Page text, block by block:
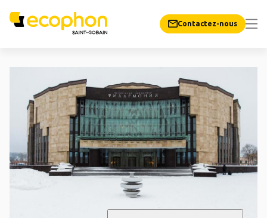
Contactez-nous